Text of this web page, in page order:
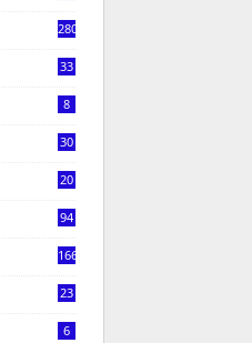
280
33
8
30
20
94
166
23
6